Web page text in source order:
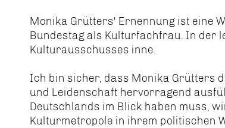
Monika Grütters' Ernennung ist eine
Bundestag als Kulturfachfrau. In der
Kulturausschusses inne.
Ich bin sicher, dass Monika Grütters
und Leidenschaft hervorragend
Deutschlands im Blick haben muss,
Kulturmetropole in ihrem politischen